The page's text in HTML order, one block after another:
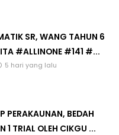
SR, WANG TAHUN 6
#ALLINONE #141 #...
5 hari yang lalu
PERAKAUNAN, BEDAH
1 TRIAL OLEH CIKGU ...